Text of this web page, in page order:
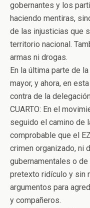
gobernantes y los
haciendo mentiras,
de las injusticias que
territorio nacional.
armas ni drogas.
En la última parte de
mayor, y ahora, en
contra de la
CUARTO: En el
seguido el camino de
comprobable que el
crimen organizado, ni
gubernamentales o
pretexto ridículo y sin
argumentos para
y compañeros.